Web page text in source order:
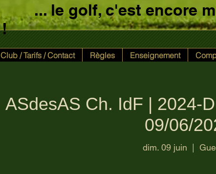
... le golf, c'est encore
!
Club / Tarifs / Contact Règles Enseignement
ASdesAS Ch. IdF | 2024-
09/06/
dim. 09 juin